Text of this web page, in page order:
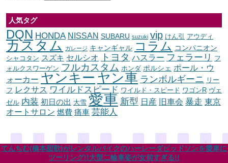
人気タグ
DQN HONDA NISSAN SUBARU suzuki vip けん引 アウディ
カスタム ガレージ キャンギャル コラム コンパニオン
シャコタン スズキ セルシオ トヨタ ハスラー フェラーリ
フ
ォルクスワーゲン フルカスタム ホンダ ポルシェ ポール・ウ
ォーカー ヤンキー ヤン車 ランボルギーニ
リー
フ レクサス ワイルドスピード ワイルド・スピード ワゴンR ヴェ
ゼル 内装 初日の出 大雪 愛車 新型 日産 旧車会 暴走 東京
オートサロン 燃費 痛車 芸能人
てんちむ(橋本甜歌)がレンタルバイクのハーレーダビッドソンを愛車に
ツーリング!!大型二輪車姿が女前すぎる!!